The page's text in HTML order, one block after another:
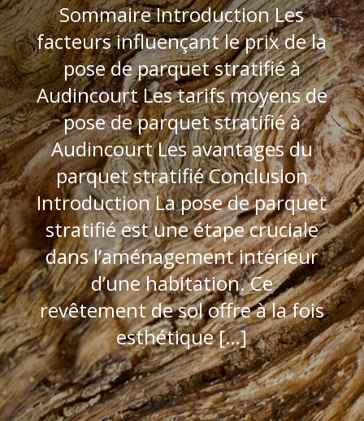
Sommaire Introduction Les
facteurs influençant le prix de la
pose de parquet stratifié à
Audincourt Les tarifs moyens de
pose de parquet stratifié à
Audincourt Les avantages du
parquet stratifié Conclusion
Introduction La pose de parquet
stratifié est une étape cruciale
dans l’aménagement intérieur
d’une habitation. Ce
revêtement de sol offre à la fois
esthétique […]